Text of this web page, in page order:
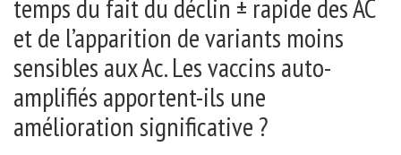
temps du fait du déclin ± rapide des AC
et de l’apparition de variants moins
sensibles aux Ac. Les vaccins auto-
amplifiés apportent-ils une
amélioration significative ?